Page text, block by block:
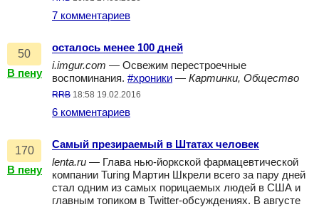
7 комментариев
50
В пену
осталось менее 100 дней
i.imgur.com — Освежим перестроечные
воспоминания. #хроники — Картинки, Общество
RRB 18:58 19.02.2016
6 комментариев
170
В пену
Самый презираемый в Штатах человек
lenta.ru — Глава нью-йоркской фармацевтической
компании Turing Мартин Шкрели всего за пару дней
стал одним из самых порицаемых людей в США и
главным топиком в Twitter-обсуждениях. В августе